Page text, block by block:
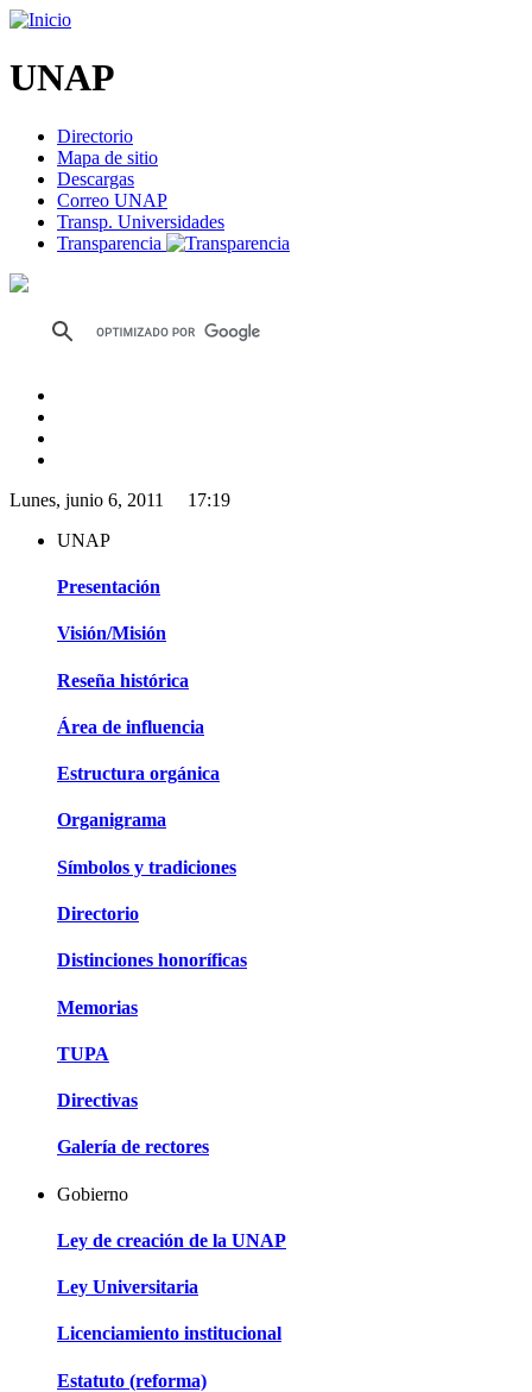
UNAP
Directorio
Mapa de sitio
Descargas
Correo UNAP
Transp. Universidades
Transparencia
Lunes, junio 6, 2011 17:19
UNAP
Presentación
Visión/Misión
Reseña histórica
Área de influencia
Estructura orgánica
Organigrama
Símbolos y tradiciones
Directorio
Distinciones honoríficas
Memorias
TUPA
Directivas
Galería de rectores
Gobierno
Ley de creación de la UNAP
Ley Universitaria
Licenciamiento institucional
Estatuto (reforma)